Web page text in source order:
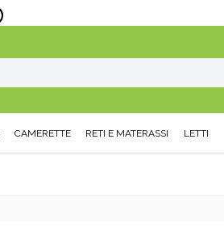
CAMERETTE RETI E MATERASSI LETTI